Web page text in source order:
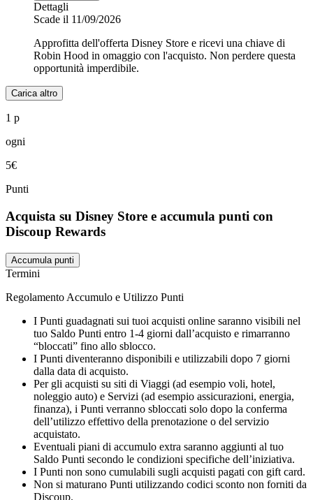
Dettagli
Scade il 11/09/2026
Approfitta dell'offerta Disney Store e ricevi una chiave di
Robin Hood in omaggio con l'acquisto. Non perdere questa
opportunità imperdibile.
Carica altro
1 p
ogni
5€
Punti
Acquista su Disney Store e accumula punti con
Discoup Rewards
Accumula punti
Termini
Regolamento Accumulo e Utilizzo Punti
I Punti guadagnati sui tuoi acquisti online saranno visibili nel
tuo Saldo Punti entro 1-4 giorni dall’acquisto e rimarranno
“bloccati” fino allo sblocco.
I Punti diventeranno disponibili e utilizzabili dopo 7 giorni
dalla data di acquisto.
Per gli acquisti su siti di Viaggi (ad esempio voli, hotel,
noleggio auto) e Servizi (ad esempio assicurazioni, energia,
finanza), i Punti verranno sbloccati solo dopo la conferma
dell’utilizzo effettivo della prenotazione o del servizio
acquistato.
Eventuali piani di accumulo extra saranno aggiunti al tuo
Saldo Punti secondo le condizioni specifiche dell’iniziativa.
I Punti non sono cumulabili sugli acquisti pagati con gift card.
Non si maturano Punti utilizzando codici sconto non forniti da
Discoup.